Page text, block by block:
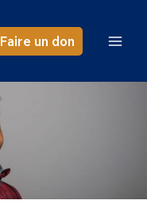
Faire un don